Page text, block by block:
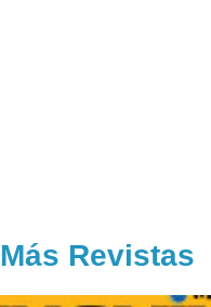
Más Revistas